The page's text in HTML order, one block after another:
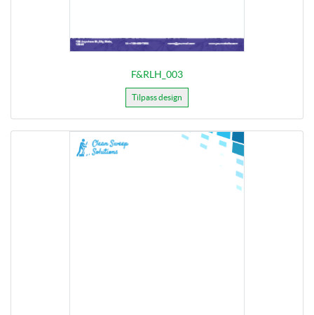
F&RLH_003
Tilpass design